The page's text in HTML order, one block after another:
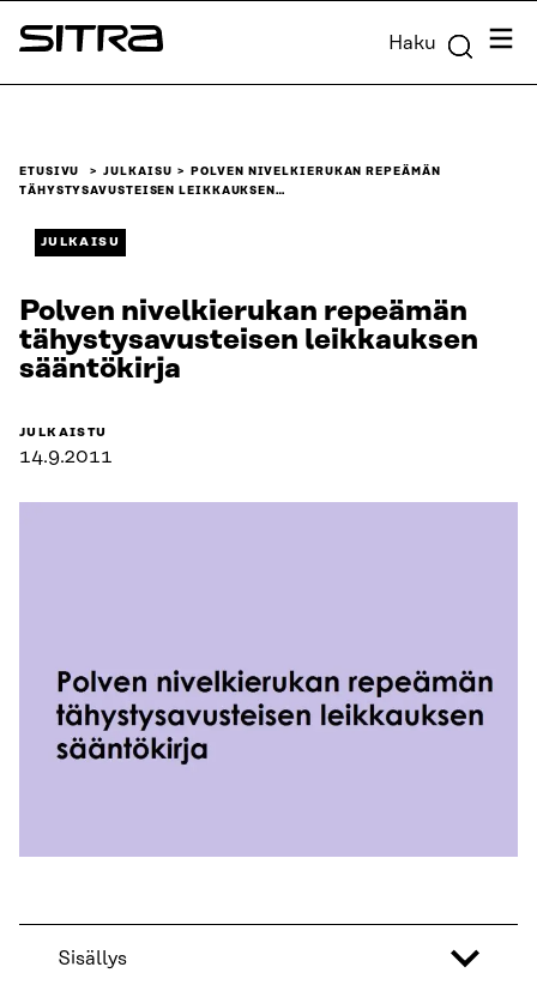
Siirry
suoraan
Sitra Haku
ETUSIVU JULKAISU
POLVEN NIVELKIERUKAN REPEÄMÄN
TÄHYSTYSAVUSTEISEN LEIKKAUKSEN…
JULKAISU
Polven nivelkierukan repeämän
tähystysavusteisen leikkauksen
sääntökirja
JULKAISTU
14.9.2011
Sisällys